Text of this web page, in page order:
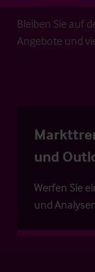
Bleiben Sie auf
Angebote und
und
Werfen Sie
und